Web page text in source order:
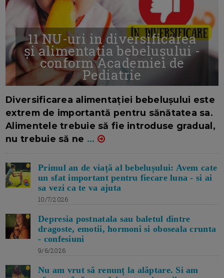
11 NU-uri in diversificarea
și alimentația bebelușului -
conform Academiei de
Pediatrie
Diversificarea alimentației bebelușului este
extrem de importantă pentru sănătatea sa.
Alimentele trebuie să fie introduse gradual,
nu trebuie să ne ...
Primul an de viață al bebelușului: Avem cate
un sfat important pentru fiecare luna - si ai
sa vezi ca te va ajuta
10/7/2026
Depresia postnatala sau baletul dintre
dragoste, emotii, hormoni si oboseala crunta
- confesiuni
9/6/2026
Nu am vrut să renunț la alăptare. Si am